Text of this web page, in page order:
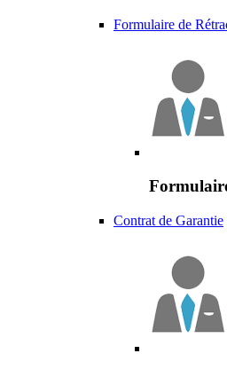
Formulaire de
Contrat de Garantie